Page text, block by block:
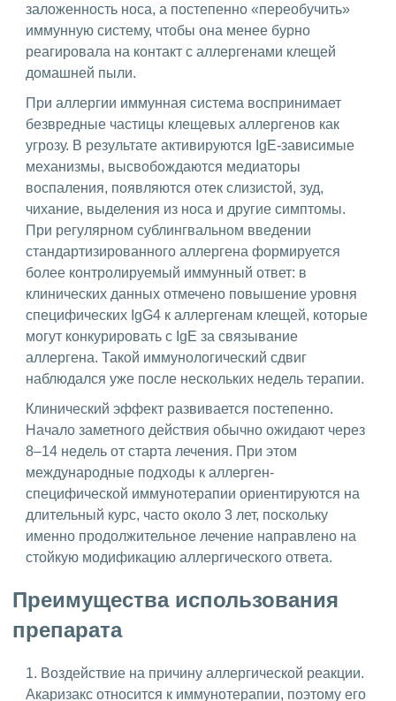
заложенность носа, а постепенно «переобучить»
иммунную систему, чтобы она менее бурно
реагировала на контакт с аллергенами клещей
домашней пыли.
При аллергии иммунная система воспринимает
безвредные частицы клещевых аллергенов как
угрозу. В результате активируются IgE-зависимые
механизмы, высвобождаются медиаторы
воспаления, появляются отек слизистой, зуд,
чихание, выделения из носа и другие симптомы.
При регулярном сублингвальном введении
стандартизированного аллергена формируется
более контролируемый иммунный ответ: в
клинических данных отмечено повышение уровня
специфических IgG4 к аллергенам клещей, которые
могут конкурировать с IgE за связывание
аллергена. Такой иммунологический сдвиг
наблюдался уже после нескольких недель терапии.
Клинический эффект развивается постепенно.
Начало заметного действия обычно ожидают через
8–14 недель от старта лечения. При этом
международные подходы к аллерген-
специфической иммунотерапии ориентируются на
длительный курс, часто около 3 лет, поскольку
именно продолжительное лечение направлено на
стойкую модификацию аллергического ответа.
Преимущества использования
препарата
1. Воздействие на причину аллергической реакции.
Акаризакс относится к иммунотерапии, поэтому его